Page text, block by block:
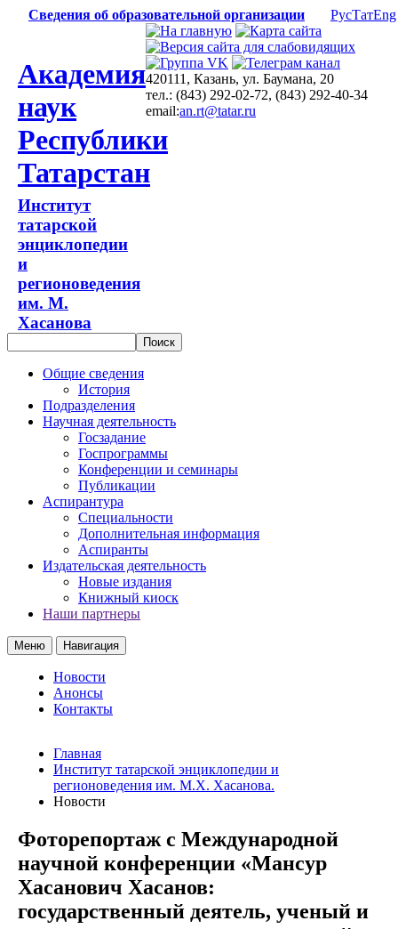
Сведения об образовательной организации РусТатEng
Академия
наук
Республики
Татарстан
Институт
татарской
энциклопедии
и
регионоведения
им. М.
Хасанова
420111, Казань, ул. Баумана, 20
тел.: (843) 292-02-72, (843) 292-40-34
email:an.rt@tatar.ru
Общие сведения
История
Подразделения
Научная деятельность
Госзадание
Госпрограммы
Конференции и семинары
Публикации
Аспирантура
Специальности
Дополнительная информация
Аспиранты
Издательская деятельность
Новые издания
Книжный киоск
Наши партнеры
Меню Навигация
Новости
Анонсы
Контакты
Главная
Институт татарской энциклопедии и
регионоведения им. М.Х. Хасанова.
Новости
Фоторепортаж с Международной
научной конференции «Мансур
Хасанович Хасанов:
государственный деятель, ученый и